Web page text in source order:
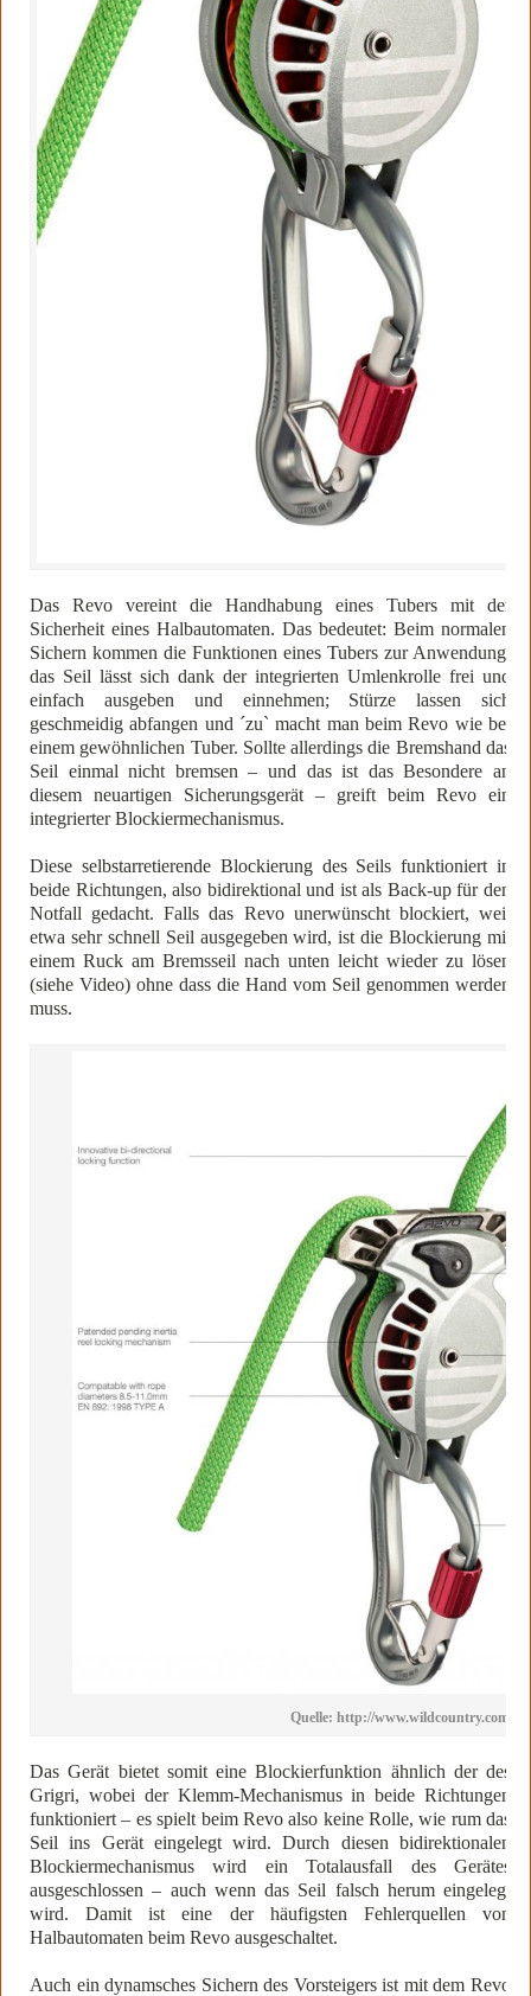
Das Revo vereint die Handhabung eines Tubers mit der
Sicherheit eines Halbautomaten. Das bedeutet: Beim normalen
Sichern kommen die Funktionen eines Tubers zur Anwendung;
das Seil lässt sich dank der integrierten Umlenkrolle frei und
einfach ausgeben und einnehmen; Stürze lassen sich
geschmeidig abfangen und ´zu` macht man beim Revo wie bei
einem gewöhnlichen Tuber. Sollte allerdings die Bremshand das
Seil einmal nicht bremsen – und das ist das Besondere an
diesem neuartigen Sicherungsgerät – greift beim Revo ein
integrierter Blockiermechanismus.
Diese selbstarretierende Blockierung des Seils funktioniert in
beide Richtungen, also bidirektional und ist als Back-up für den
Notfall gedacht. Falls das Revo unerwünscht blockiert, weil
etwa sehr schnell Seil ausgegeben wird, ist die Blockierung mit
einem Ruck am Bremsseil nach unten leicht wieder zu lösen
(siehe Video) ohne dass die Hand vom Seil genommen werden
muss.
Quelle: http://www.wildcountry.com/
Das Gerät bietet somit eine Blockierfunktion ähnlich der des
Grigri, wobei der Klemm-Mechanismus in beide Richtungen
funktioniert – es spielt beim Revo also keine Rolle, wie rum das
Seil ins Gerät eingelegt wird. Durch diesen bidirektionalen
Blockiermechanismus wird ein Totalausfall des Gerätes
ausgeschlossen – auch wenn das Seil falsch herum eingelegt
wird. Damit ist eine der häufigsten Fehlerquellen von
Halbautomaten beim Revo ausgeschaltet.
Auch ein dynamsches Sichern des Vorsteigers ist mit dem Revo